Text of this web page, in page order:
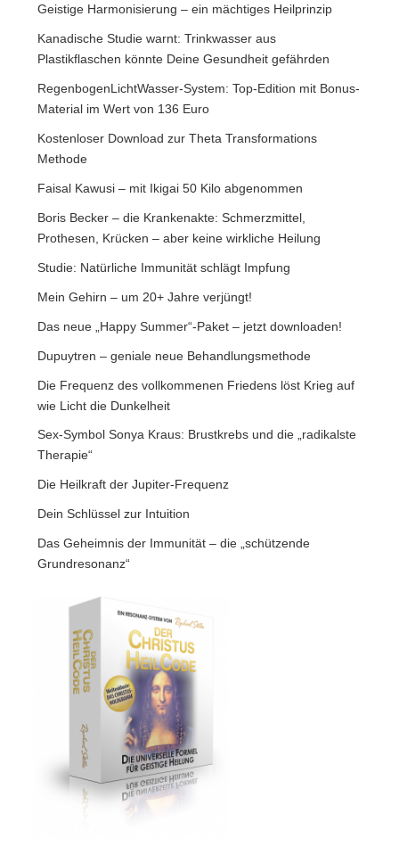
Geistige Harmonisierung – ein mächtiges Heilprinzip
Kanadische Studie warnt: Trinkwasser aus
Plastikflaschen könnte Deine Gesundheit gefährden
RegenbogenLichtWasser-System: Top-Edition mit Bonus-
Material im Wert von 136 Euro
Kostenloser Download zur Theta Transformations
Methode
Faisal Kawusi – mit Ikigai 50 Kilo abgenommen
Boris Becker – die Krankenakte: Schmerzmittel,
Prothesen, Krücken – aber keine wirkliche Heilung
Studie: Natürliche Immunität schlägt Impfung
Mein Gehirn – um 20+ Jahre verjüngt!
Das neue „Happy Summer“-Paket – jetzt downloaden!
Dupuytren – geniale neue Behandlungsmethode
Die Frequenz des vollkommenen Friedens löst Krieg auf
wie Licht die Dunkelheit
Sex-Symbol Sonya Kraus: Brustkrebs und die „radikalste
Therapie“
Die Heilkraft der Jupiter-Frequenz
Dein Schlüssel zur Intuition
Das Geheimnis der Immunität – die „schützende
Grundresonanz“